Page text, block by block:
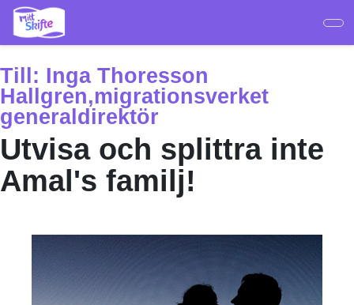
Hoppa
huvudinnehåll
Till: Inga Thoresson
Hallgren,migrationsverket
generaldirektör
Utvisa och splittra inte
Amal's familj!